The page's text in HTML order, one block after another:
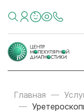
Главная